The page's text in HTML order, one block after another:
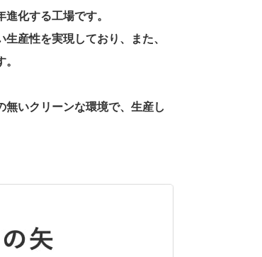
化する工場です。
産性を実現しており、また、
いクリーンな環境で、生産し